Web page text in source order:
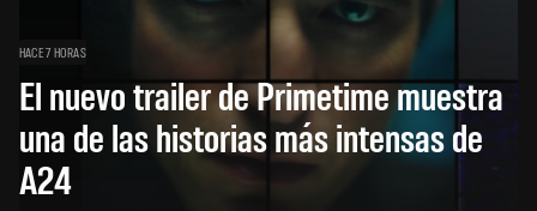
HACE 7 HORAS
El nuevo trailer de Primetime muestra
una de las historias más intensas de
A24